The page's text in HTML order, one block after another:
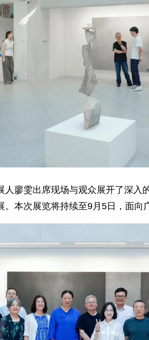
人廖雯出席现场与观众展开了深入
本次展览将持续至9月5日，面向